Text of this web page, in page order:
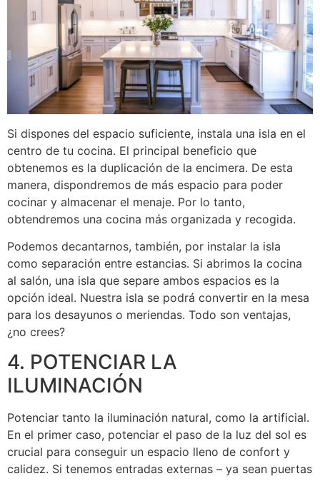
Si dispones del espacio suficiente, instala una isla en el
centro de tu cocina. El principal beneficio que
obtenemos es la duplicación de la encimera. De esta
manera, dispondremos de más espacio para poder
cocinar y almacenar el menaje. Por lo tanto,
obtendremos una cocina más organizada y recogida.
Podemos decantarnos, también, por instalar la isla
como separación entre estancias. Si abrimos la cocina
al salón, una isla que separe ambos espacios es la
opción ideal. Nuestra isla se podrá convertir en la mesa
para los desayunos o meriendas. Todo son ventajas,
¿no crees?
4. POTENCIAR LA
ILUMINACIÓN
Potenciar tanto la iluminación natural, como la artificial.
En el primer caso, potenciar el paso de la luz del sol es
crucial para conseguir un espacio lleno de confort y
calidez. Si tenemos entradas externas – ya sean puertas